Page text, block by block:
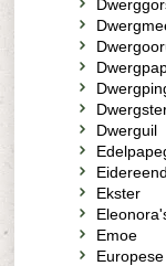
Dwerguil
Eidereend
Ekster
Emoe